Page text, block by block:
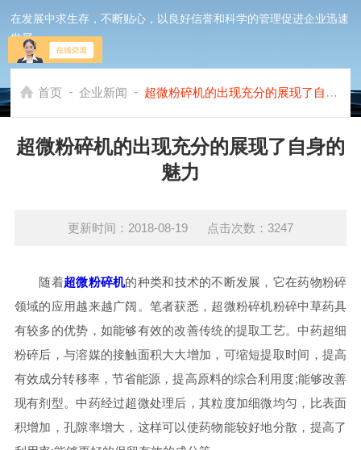
在发展中求生存，不断贴心，以良好信誉和科学的管理促进企业迅速
发展
首页 - 企业新闻 - 超微粉碎机的出现充分的展现了自身的魅力
超微粉碎机的出现充分的展现了自身的
魅力
更新时间：2018-08-19 点击次数：3247
随着超微粉碎机的种类和技术的不断发展，它在药物粉碎
领域的应用越来越广阔。笔者获悉，超微粉碎机粉碎中草药具
有较多的优势，如能够有效的改善传统的提取工艺。中药超细
粉碎后，与溶媒的接触面积大大增加，可缩短提取时间，提高
有效成分转移率，节省能源，提高原料的综合利用度;能够改善
现有剂型。中药经过超微处理后，其粒度加细微均匀，比表面
积增加，孔隙率增大，这样可以使药物能较好地分散，提高了